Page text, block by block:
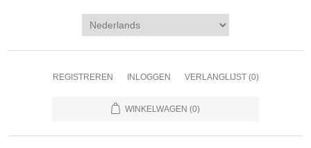
REGISTREREN INLOGGEN VERLANGLIJST (0)
WINKELWAGEN (0)